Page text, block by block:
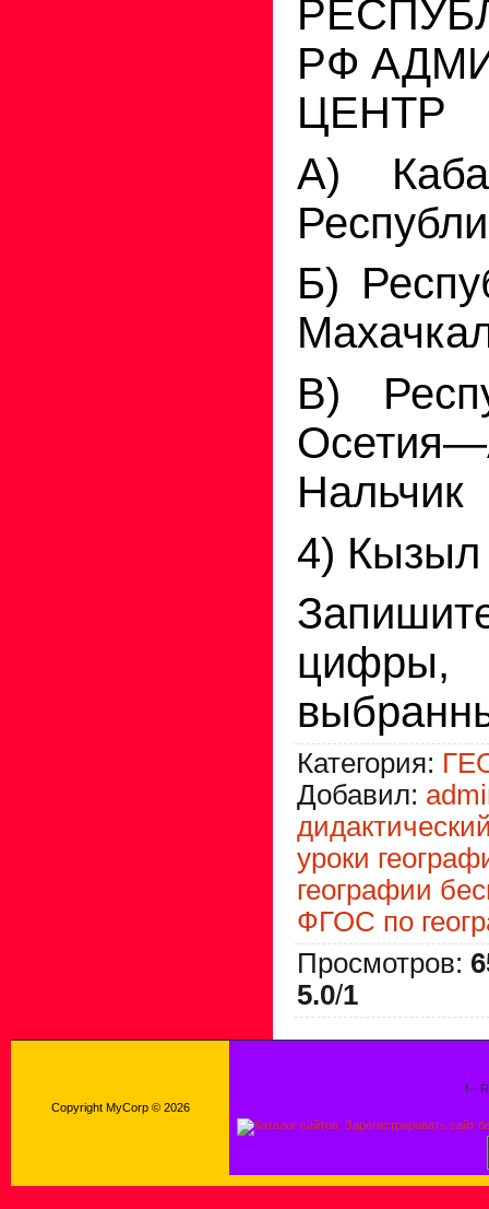
РФ
ЦЕНТР
А)
Б)
В)
Нальчик
4) Кызыл
цифры,
Категория:
Добавил:
уроки
географии
ФГОС по
Просмотров:
5.0/1
Copyright MyCorp © 2026
!--